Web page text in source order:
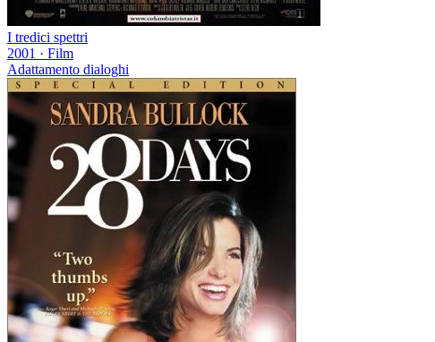
I tredici spettri
2001 · Film
Adattamento dialoghi